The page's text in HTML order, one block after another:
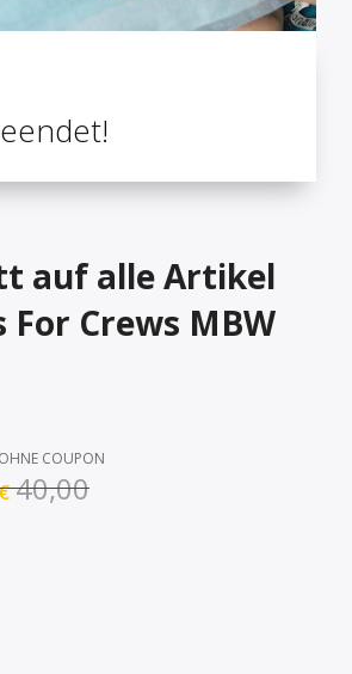
auf alle Artikel
For Crews MBW
OHNE COUPON
40,00